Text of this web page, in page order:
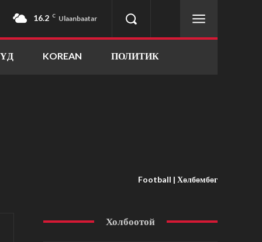
16.2 C Ulaanbaatar
KOREAN ПОЛИТИК
Football | Хөлбөмбөг
Холбоотой